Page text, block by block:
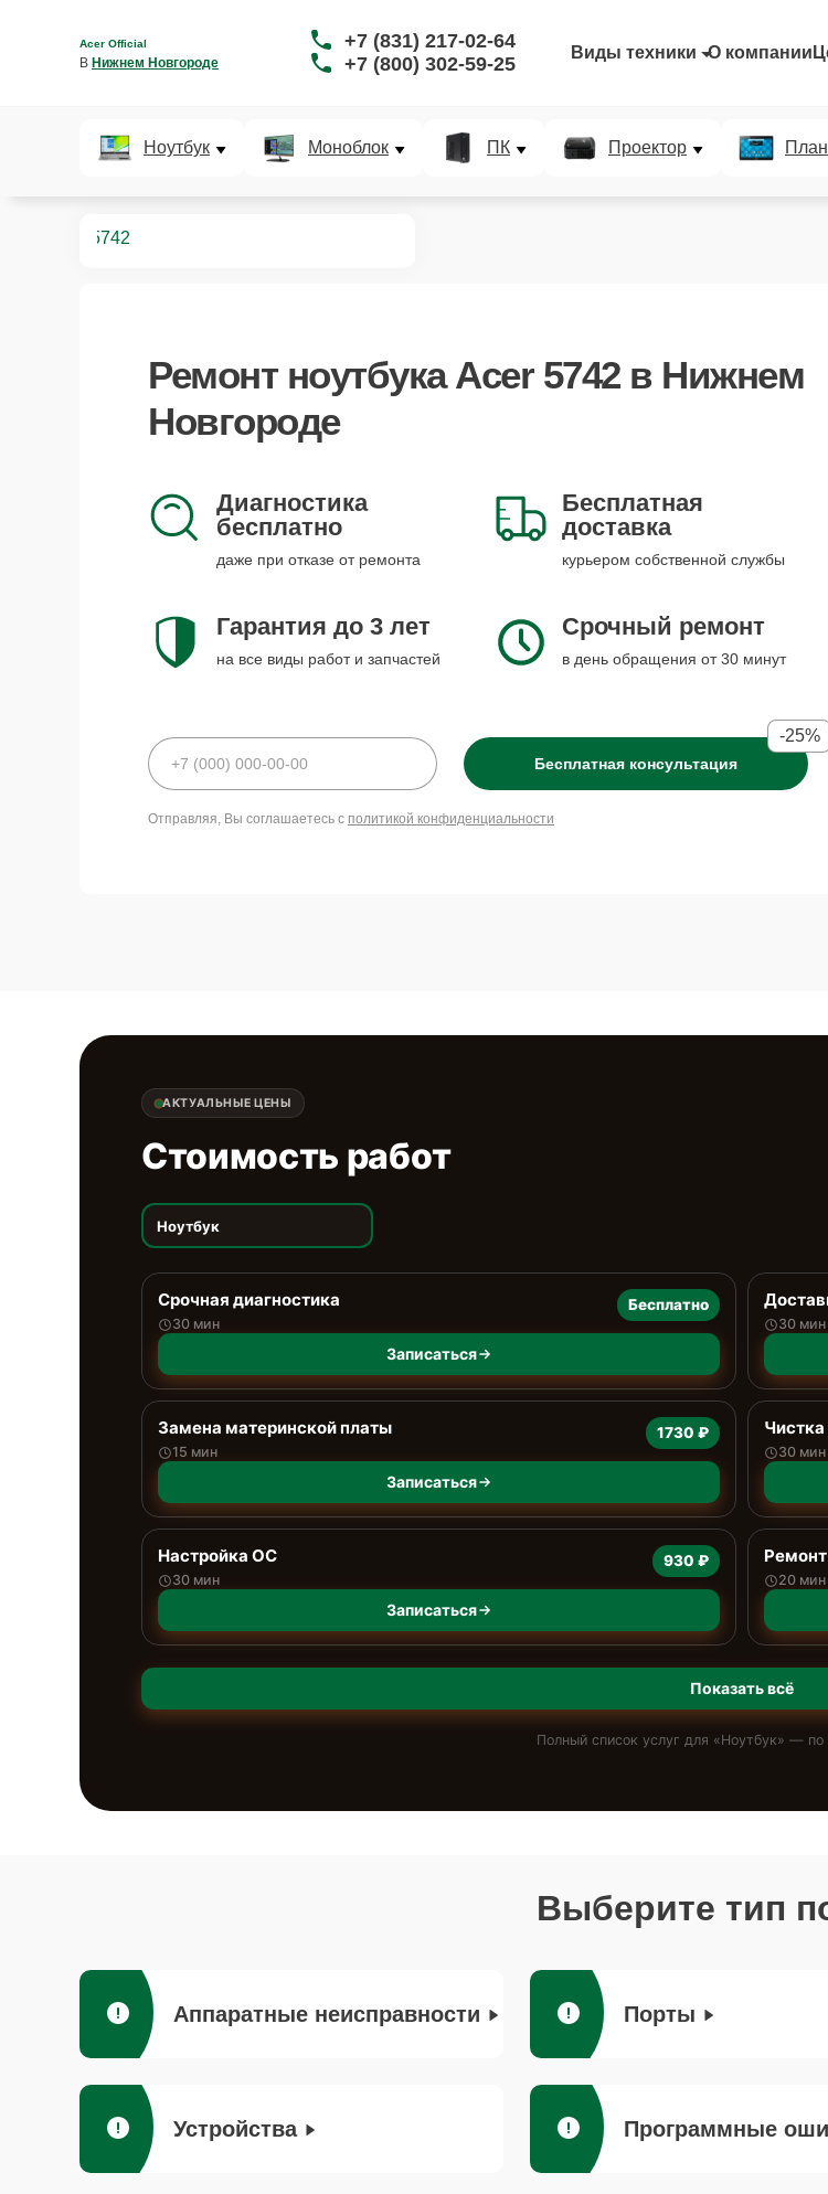
Acer Official
В Нижнем Новгороде
+7 (831) 217-02-64
+7 (800) 302-59-25
Виды техники О компании
Ноутбук Моноблок ПК Проектор
5742
Ремонт ноутбука Acer 5742в Нижнем
Новгороде
Диагностика
бесплатно
даже при отказе от ремонта
Бесплатная
доставка
курьером собственной службы
Гарантия до 3 лет
на все виды работ и запчастей
Срочный ремонт
в день обращения от 30 минут
Бесплатная консультация
-25%
Отправляя, Вы соглашаетесь с политикой конфиденциальности
АКТУАЛЬНЫЕ ЦЕНЫ
Стоимость работ
Ноутбук
Срочная диагностика
30 мин
Бесплатно
Записаться
30 мин
Замена материнской платы
15 мин
1730 ₽
Записаться
30 мин
Настройка ОС
30 мин
930 ₽
Записаться
20 мин
Показать всё
Полный список услуг для «Ноутбук» — по
Выберите тип
Аппаратные неисправности Порты
Устройства Программные